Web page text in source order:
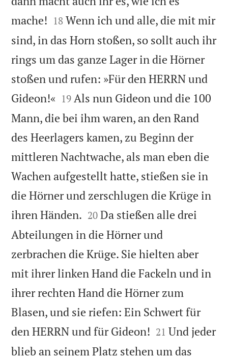
mache! 

18 Wenn ich und alle, die mit mir
sind, in das Horn stoßen, so sollt auch ihr
rings um das ganze Lager in die Hörner
stoßen und rufen: »Für den HERRN und
Gideon!« 

19 Als nun Gideon und die 100
Mann, die bei ihm waren, an den Rand
des Heerlagers kamen, zu Beginn der
mittleren Nachtwache, als man eben die
Wachen aufgestellt hatte, stießen sie in
die Hörner und zerschlugen die Krüge in
ihren Händen. 

20 Da stießen alle drei
Abteilungen in die Hörner und
zerbrachen die Krüge. Sie hielten aber
mit ihrer linken Hand die Fackeln und in
ihrer rechten Hand die Hörner zum
Blasen, und sie riefen: Ein Schwert für
den HERRN und für Gideon! 

21 Und jeder
blieb an seinem Platz stehen um das